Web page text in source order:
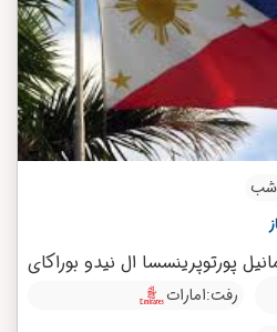
پورتوپرینسسا ال نیدو بوراکای
رفت:امارات